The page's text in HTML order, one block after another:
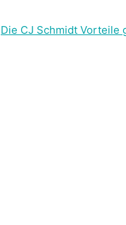
Die CJ Schmidt Vorteile